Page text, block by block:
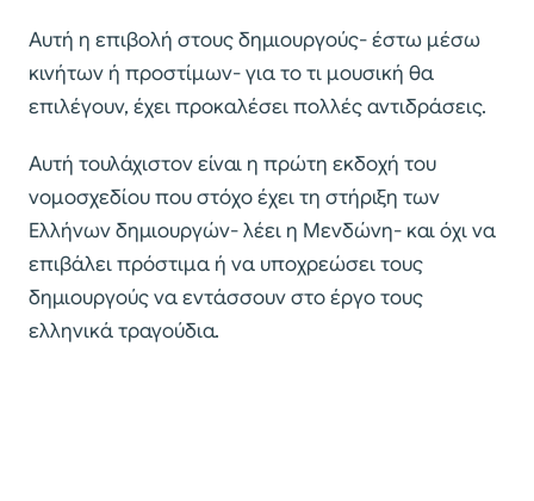
Αυτή η επιβολή στους δημιουργούς- έστω μέσω
κινήτων ή προστίμων- για το τι μουσική θα
επιλέγουν, έχει προκαλέσει πολλές αντιδράσεις.
Αυτή τουλάχιστον είναι η πρώτη εκδοχή του
νομοσχεδίου που στόχο έχει τη στήριξη των
Ελλήνων δημιουργών- λέει η Μενδώνη- και όχι να
επιβάλει πρόστιμα ή να υποχρεώσει τους
δημιουργούς να εντάσσουν στο έργο τους
ελληνικά τραγούδια.